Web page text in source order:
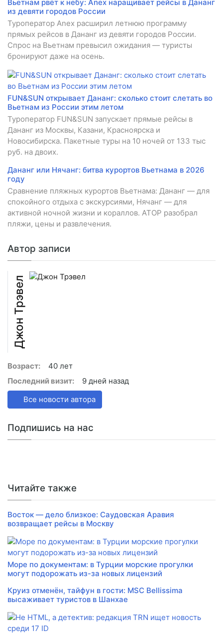
Вьетнам рвёт к небу: Anex наращивает рейсы в Дананг
из девяти городов России
Туроператор Anex расширил летнюю программу
прямых рейсов в Дананг из девяти городов России.
Спрос на Вьетнам превысил ожидания — туристы
бронируют даже на осень.
FUN&SUN открывает Дананг: сколько стоит слетать во
Вьетнам из России этим летом
Туроператор FUN&SUN запускает прямые рейсы в
Дананг из Москвы, Казани, Красноярска и
Новосибирска. Пакетные туры на 10 ночей от 133 тыс
руб. на двоих.
Дананг или Нячанг: битва курортов Вьетнама в 2026
году
Сравнение пляжных курортов Вьетнама: Дананг — для
спокойного отдыха с экскурсиями, Нячанг — для
активной ночной жизни и кораллов. АТОР разобрал
пляжи, цены и развлечения.
Автор записи
Джон Трэвел
Возраст:
40 лет
Последний визит:
9 дней назад
Все новости автора
Подпишись на нас
Читайте также
Восток — дело близкое: Саудовская Аравия
возвращает рейсы в Москву
Море по документам: в Турции морские прогулки
могут подорожать из-за новых лицензий
Круиз отменён, тайфун в гости: MSC Bellissima
высаживает туристов в Шанхае